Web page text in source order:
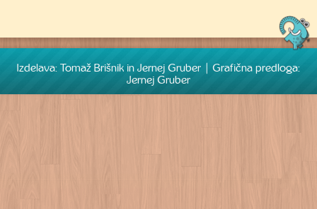
Izdelava: Tomaž Brišnik in Jernej Gruber | Grafična predloga:
Jernej Gruber